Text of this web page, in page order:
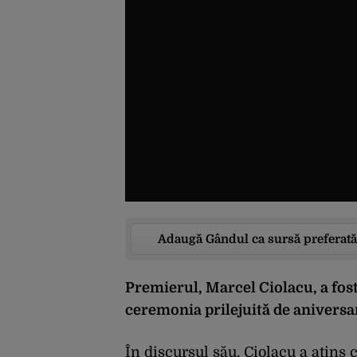
Adaugă Gândul ca sursă preferată
Premierul, Marcel Ciolacu, a
ceremonia prilejuită de
În discursul său, Ciolacu a atins